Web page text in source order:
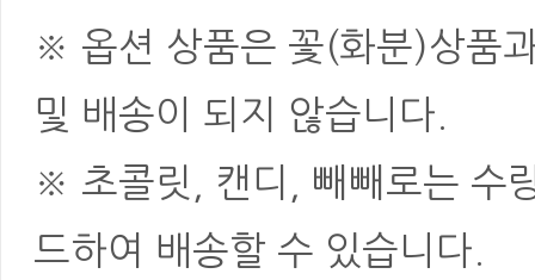
※ 옵션 상품은 꽃(화분)상품
및 배송이 되지 않습니다.
※ 초콜릿, 캔디, 빼빼로는 수
드하여 배송할 수 있습니다.